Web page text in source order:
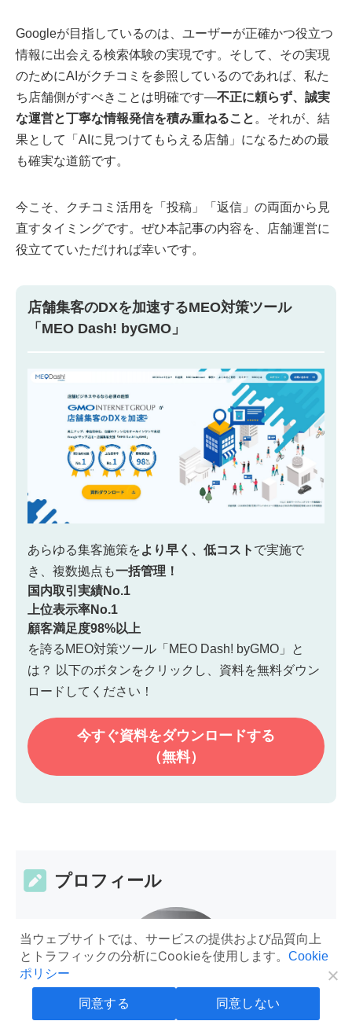
Googleが目指しているのは、ユーザーが正確かつ役立つ
情報に出会える検索体験の実現です。そして、その実現
のためにAIがクチコミを参照しているのであれば、私た
ち店舗側がすべきことは明確です―不正に頼らず、誠実
な運営と丁寧な情報発信を積み重ねること 。それが、結
果として「AIに見つけてもらえる店舗」になるための最
も確実な道筋です。
今こそ、クチコミ活用を「投稿」「返信」の両面から見
直すタイミングです。ぜひ本記事の内容を、店舗運営に
役立てていただければ幸いです。
店舗集客のDXを加速するMEO対策ツール
「MEO Dash! byGMO」
あらゆる集客施策をより早く、低コスト で実施で
き、 複数拠点も一括管理！
国内取引実績No.1
上位表示率No.1
顧客満足度98%以上
を誇るMEO対策ツール「MEO Dash! byGMO」と
は？
以下のボタンをクリックし、資料を無料ダウン
ロードしてください！
今すぐ資料をダウンロードする
（無料）
プロフィール
当ウェブサイトでは、サービスの提供および品質向上
とトラフィックの分析にCookieを使用します。 Cookie
ポリシー
同意する 同意しない